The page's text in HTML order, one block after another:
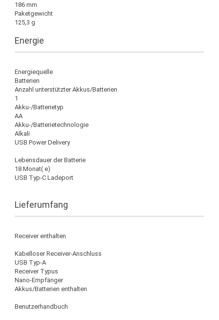
186 mm
Paketgewicht
125,3 g
Energie
Energiequelle
Batterien
Anzahl unterstützter Akkus/Batterien
1
Akku-/Batterietyp
AA
Akku-/Batterietechnologie
Alkali
USB Power Delivery
Lebensdauer der Batterie
18 Monat( e)
USB Typ-C Ladeport
Lieferumfang
Receiver enthalten
Kabelloser Receiver-Anschluss
USB Typ-A
Receiver Typus
Nano-Empfänger
Akkus/Batterien enthalten
Benutzerhandbuch